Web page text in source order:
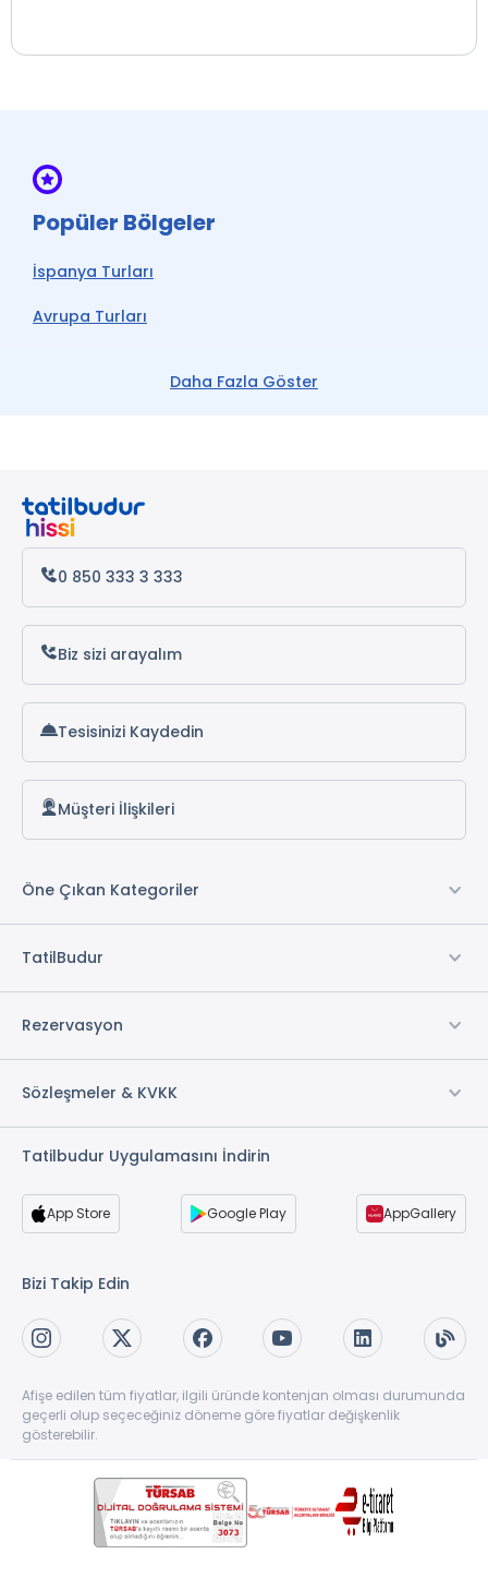
Daha Fazla Göster
Popüler Bölgeler
İspanya Turları
Avrupa Turları
0 850 333 3 333
Biz sizi arayalım
Tesisinizi Kaydedin
Müşteri İlişkileri
Öne Çıkan Kategoriler
TatilBudur
Rezervasyon
Sözleşmeler & KVKK
Tatilbudur Uygulamasını İndirin
App Store Google Play AppGallery
Bizi Takip Edin
Afişe edilen tüm fiyatlar, ilgili üründe kontenjan olması durumunda
geçerli olup seçeceğiniz döneme göre fiyatlar değişkenlik
gösterebilir.